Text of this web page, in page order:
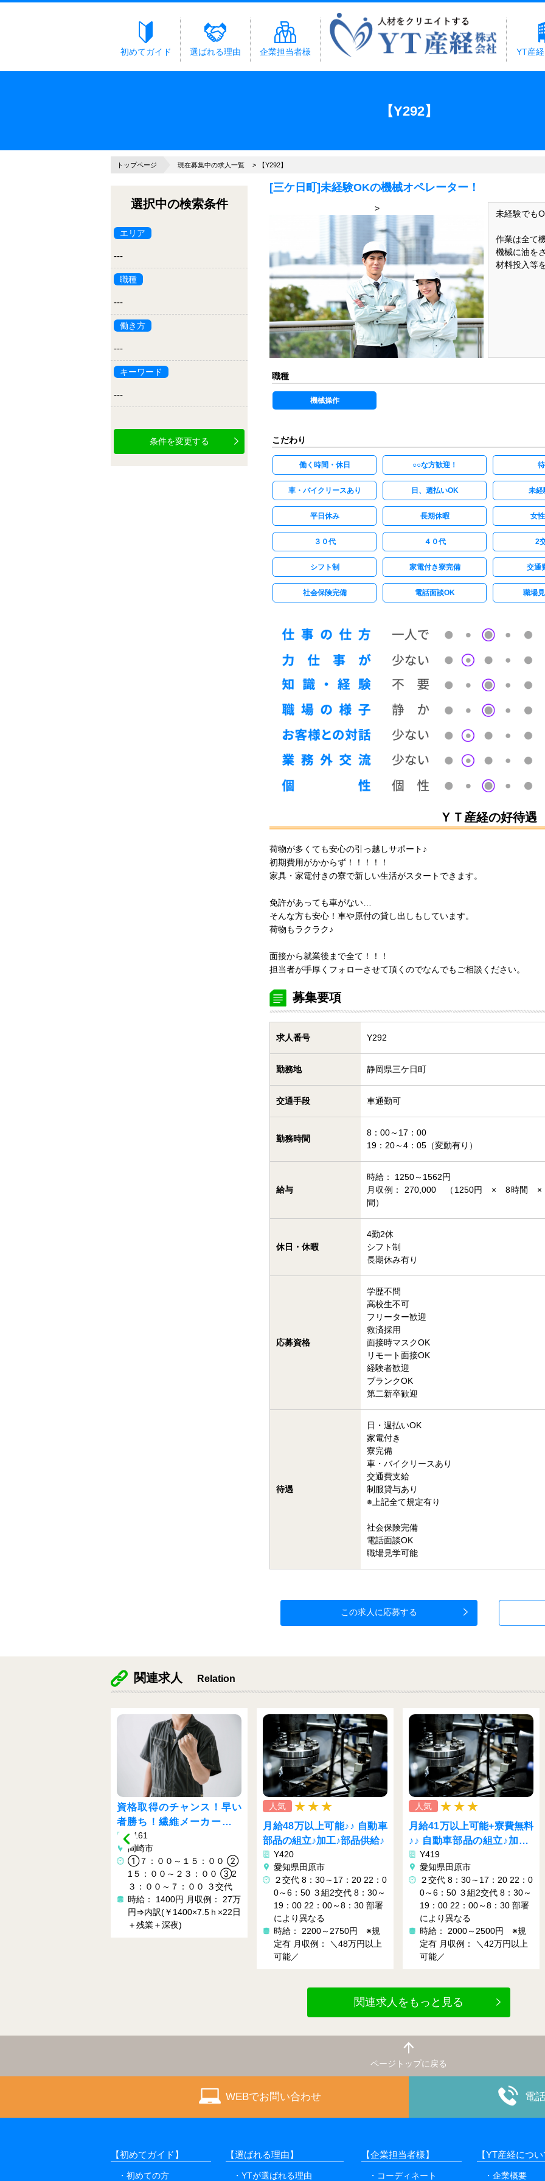
初めてガイド 選ばれる理由 企業担当者様 YT産
【Y292】
トップページ 現在募集中の求人一覧 【Y292】
選択中の検索条件
エリア
---
職種
---
働き方
---
キーワード
---
条件を変更する
[三ケ日町]未経験OKの機械オペレーター！
>
未経験でも
作業は全て
機械に油を
材料投入等
職種
機械操作
こだわり
働く時間・休日 ○○な方歓迎！
車・バイクリースあり 日、週払いOK 未経
平日休み 長期休暇 女
３０代 ４０代 2
シフト制 家電付き寮完備 交通
社会保険完備 電話面談OK 職場
ＹＴ産経の好待遇
荷物が多くても安心の引っ越しサポート♪
初期費用がかからず！！！！！
家具・家電付きの寮で新しい生活がスタートできます。
免許があっても車がない…
そんな方も安心！車や原付の貸し出しもしています。
荷物もラクラク♪
面接から就業後まで全て！！！
担当者が手厚くフォローさせて頂くのでなんでもご相談ください。
募集要項
求人番号 Y292
勤務地 静岡県三ケ日町
交通手段 車通勤可
勤務時間
8：00～17：00
19：20～4：05（変動有り）
給与
時給： 1250～1562円
月収例： 270,000 （1250円 × 8時
間）
休日・休暇
4勤2休
シフト制
長期休み有り
応募資格
学歴不問
高校生不可
フリーター歓迎
救済採用
面接時マスクOK
リモート面接OK
経験者歓迎
ブランクOK
第二新卒歓迎
待遇
日・週払いOK
家電付き
寮完備
車・バイクリースあり
交通費支給
制服貸与あり
※上記全て規定有り
社会保険完備
電話面談OK
職場見学可能
この求人に応募する
関連求人 Relation
人気
月給48万以上可能♪♪ 自動車
部品の組立♪加工♪部品供給♪
Y420
愛知県田原市
２交代 8：30～17：20 22：0
0～6：50 ３組2交代 8：30～
19：00 22：00～8：30 部署
により異なる
時給： 2200～2750円 ※規
人気
月給41万以上可能+寮費無料
♪♪ 自動車部品の組立♪加工♪
部品供給♪
Y419
愛知県田原市
２交代 8：30～17：20 22：0
0～6：50 ３組2交代 8：30～
19：00 22：00～8：30 部署
により異なる
時給： 2000～2500円 ※規
定有月収例： ＼42万円以上
可能／
人気
働きやすさ大満足！！
Y416
愛知県豊橋市
2交代制 ・8:00-17:00 ・20:0
0-5:00 実働8時間00分 お仕事
を覚えるまで日勤のみの勤務
になります
時給： 1450円～1813円
例： 30万円以上可能（残業3
0時間の場合）
関連求人をもっと見る
ページトップに戻る
WEBでお問い合わせ 電
【初めてガイド】
初めての方
【選ばれる理由】
YTが選ばれる理由
【企業担当者様】
コーディネート
【YT産経につい
企業概要